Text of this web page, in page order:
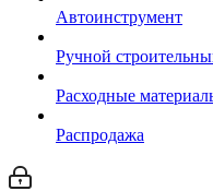
Автоинструмент
Ручной
Расходные
Распродажа